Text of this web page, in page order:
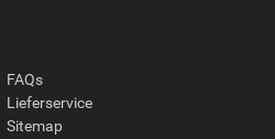
FAQs
Lieferservice
Sitemap